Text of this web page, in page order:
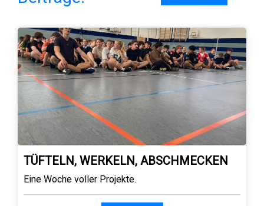
TÜFTELN, WERKELN, ABSCHMECKEN
Eine Woche voller Projekte.